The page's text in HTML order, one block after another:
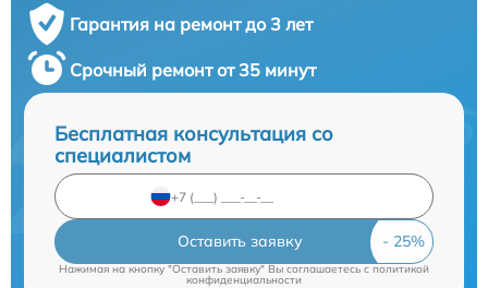
Гарантия на ремонт до 3 лет
Срочный ремонт от 35 минут
Бесплатная консультация со
специалистом
Оставить заявку
Нажимая на кнопку "Оставить заявку" Вы соглашаетесь cполитикой
конфиденциальности